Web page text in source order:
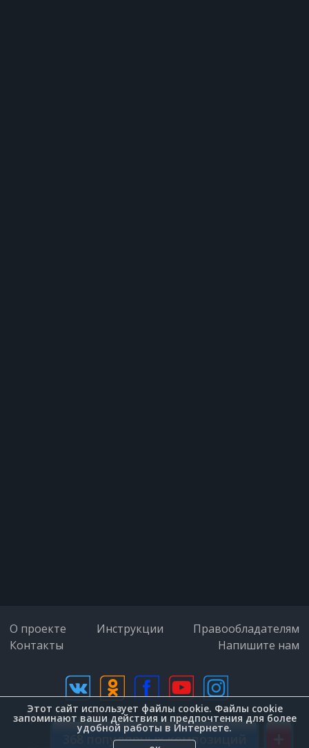
368 популярных композиций
дизайн (Zenit-Group)
О проекте Инструкции
Правообладателям
Контакты
Напишите нам
Этот сайт использует файлы cookie. Файлы cookie
запоминают ваши действия и предпочтения для более
удобной работы в Интернете.